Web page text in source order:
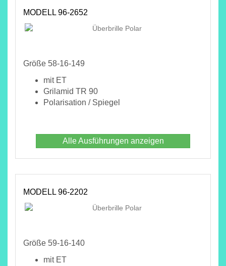
MODELL 96-2652
Größe 58-16-149
mit ET
Grilamid TR 90
Polarisation / Spiegel
Alle Ausführungen anzeigen
MODELL 96-2202
Größe 59-16-140
mit ET